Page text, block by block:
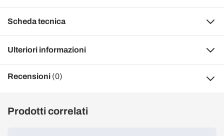
Scheda tecnica
Ulteriori informazioni
Recensioni (0)
Prodotti correlati